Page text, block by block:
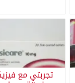
تجربتي مع